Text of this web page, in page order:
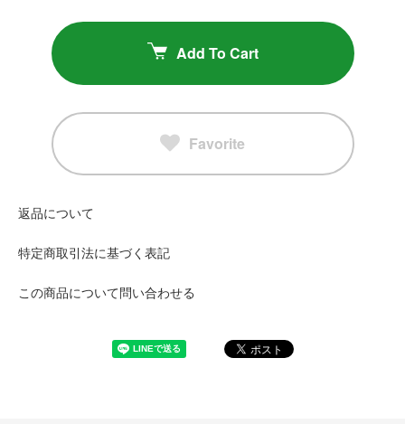
Add To Cart
Favorite
返品について
特定商取引法に基づく表記
この商品について問い合わせる